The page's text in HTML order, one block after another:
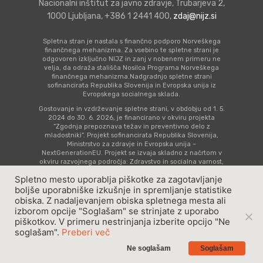
Nacionalni inštitut za javno zdravje, Trubarjeva 2,
1000 Ljubljana, +386 1 2441 400, zdaj@nijz.si
Spletna stran je nastala s finančno podporo Norveškega
finančnega mehanizma. Za vsebino te spletne strani je
odgovoren izključno NIJZ in zanj v nobenem primeru ne
velja, da odraža stališča Nosilca Programa Norveškega
finančnega mehanizma.Nadgradnjo spletne strani
sofinancirata Republika Slovenija in Evropska unija iz
Evropskega socialnega sklada.
Gostovanje in vzdrževanje spletne strani, v obdobju od 1. 5.
2024 do 30. 6. 2026, je financirano v okviru projekta
“Zgodnja prepoznava težav in preventivno delo z
mladostniki”. Projekt sofinancirata Republika Slovenija,
Ministrstvo za zdravje in Evropska unija –
NextGenerationEU. Projekt se izvaja skladno z načrtom v
okviru razvojnega področja: Zdravstvo in socialna varnost,
kompetenc kadrov v zdravstvu za zagotavljanje kakovosti
oskrbe.
Pravno obvestilo|Piškotki| Produkcija:Idearna
Copyright © 2023 - ZDAJ, Vse pravice pridržane
Spletno mesto uporablja piškotke za zagotavljanje
boljše uporabniške izkušnje in spremljanje statistike
obiska. Z nadaljevanjem obiska spletnega mesta ali
izborom opcije "Soglašam" se strinjate z uporabo
piškotkov. V primeru nestrinjanja izberite opcijo "Ne
soglašam". Preberi več
Soglašam
Ne soglašam
Priprava na prihod
Tvegana vedenja
Posebnosti in
nosečnosti
Koraki skozi
Koronavirus
Sodelovalno
Skrb za varnost
Nega in
dojenčkom
Skrb za zdravje
Dojenček in
obremenjujoče
Šolski otrok
s posebnimi
Otrok s statusom
registriranega
Koronavirus
Preventivno
varstvo
Spletna
#tosemjaz
Video vsebine
Vsebine za
starše
Mladostnik s
registriranega
Ostalo
aktivnosti
Seznam
zdravnikov šol
Zbrana
Gradiva v
jeziku Materiale
shqipe